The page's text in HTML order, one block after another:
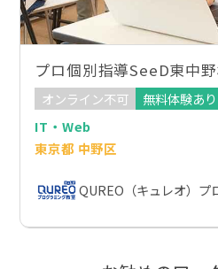
プロ個別指導SeeD東中
オンライン不可
無料体験あり
IT・Web
東京都 中野区
QUREO（キュレオ）プ